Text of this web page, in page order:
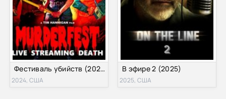
Фестиваль убийств (2024)
2024, США
В эфире 2 (2025)
2025, США